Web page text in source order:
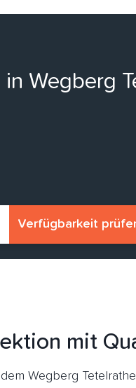
Wegberg
Verfügbarkeit
mit
Wegberg